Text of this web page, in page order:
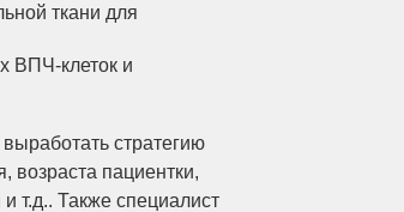
ткани для
ВПЧ-клеток и
стратегию
возраста пациентки,
т.д.. Также специалист